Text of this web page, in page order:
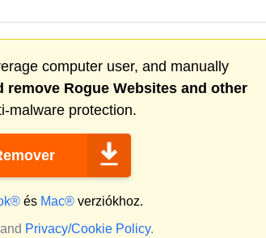
computer user, and manually
remove Rogue Websites and other
malware protection.
és Mac®verziókhoz.
and Privacy/Cookie Policy.